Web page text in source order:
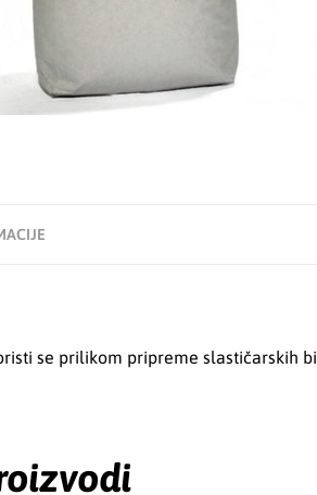
se prilikom pripreme